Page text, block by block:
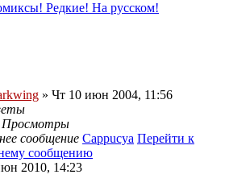
Редкие! На русском!
» Чт 10 июн 2004, 11:56
Просмотры
сообщение Cappucya Перейти к
сообщению
2010, 14:23